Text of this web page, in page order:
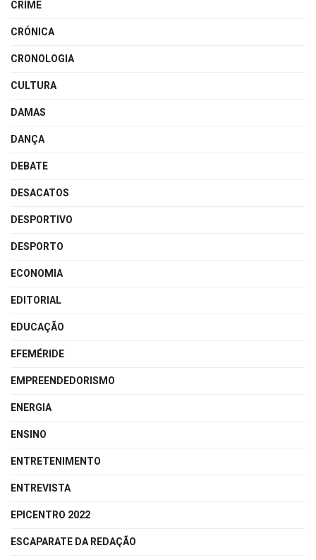
CRIME
CRÓNICA
CRONOLOGIA
CULTURA
DAMAS
DANÇA
DEBATE
DESACATOS
DESPORTIVO
DESPORTO
ECONOMIA
EDITORIAL
EDUCAÇÃO
EFEMÉRIDE
EMPREENDEDORISMO
ENERGIA
ENSINO
ENTRETENIMENTO
ENTREVISTA
EPICENTRO 2022
ESCAPARATE DA REDAÇÃO